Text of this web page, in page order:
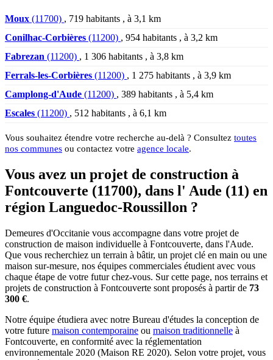
Moux (11700) , 719 habitants , à 3,1 km
Conilhac-Corbières (11200) , 954 habitants , à 3,2 km
Fabrezan (11200) , 1 306 habitants , à 3,8 km
Ferrals-les-Corbières (11200) , 1 275 habitants , à 3,9 km
Camplong-d'Aude (11200) , 389 habitants , à 5,4 km
Escales (11200) , 512 habitants , à 6,1 km
Vous souhaitez étendre votre recherche au-delà ? Consultez toutes
nos communes ou contactez votre agence locale.
Vous avez un projet de construction à
Fontcouverte (11700), dans l' Aude (11) en
région Languedoc-Roussillon ?
Demeures d'Occitanie vous accompagne dans votre projet de
construction de maison individuelle à Fontcouverte, dans l'Aude.
Que vous recherchiez un terrain à bâtir, un projet clé en main ou une
maison sur-mesure, nos équipes commerciales étudient avec vous
chaque étape de votre futur chez-vous. Sur cette page, nos terrains et
projets de construction à Fontcouverte sont proposés à partir de 73
300 €.
Notre équipe étudiera avec notre Bureau d'études la conception de
votre future maison contemporaine ou maison traditionnelle à
Fontcouverte, en conformité avec la réglementation
environnementale 2020 (Maison RE 2020). Selon votre projet, vous